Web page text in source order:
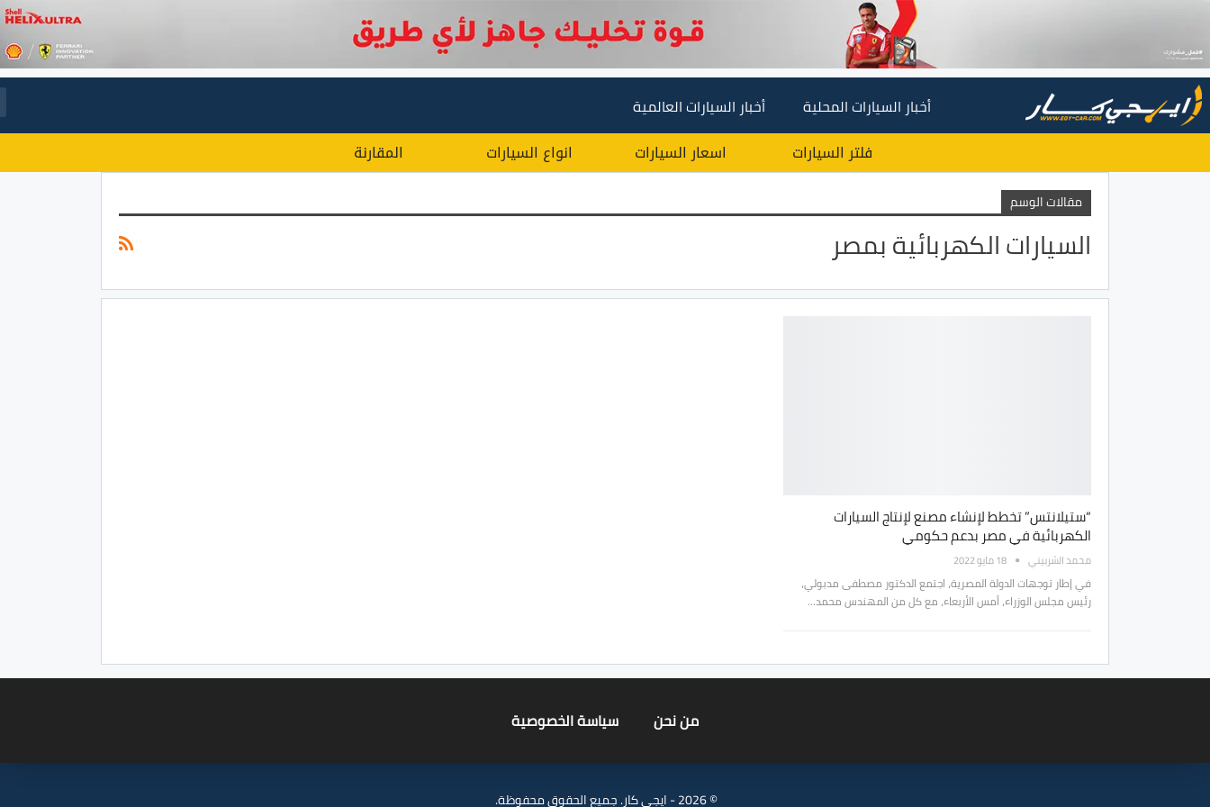
أخبار السيارات المحلية أخبار السيارات العالمية
فلتر السيارات اسعار السيارات انواع السيارات المقارنة
مقالات الوسم
السيارات الكهربائية بمصر
“ستيلانتس” تخطط لإنشاء مصنع لإنتاج السيارات
الكهربائية في مصر بدعم حكومي
محمد الشربيني 18 مايو 2022
في إطار توجهات الدولة المصرية، اجتمع الدكتور مصطفى مدبولي،
رئيس مجلس الوزراء، أمس الأربعاء، مع كل من المهندس محمد…
من نحن سياسة الخصوصية
© 2026 - ايجي كار. جميع الحقوق محفوظة.